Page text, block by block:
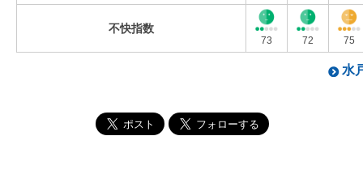
不快指数
73 72 75
水